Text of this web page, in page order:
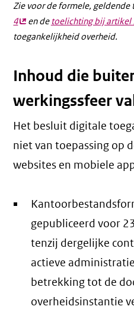
Zie voor de formele, geldende
4(externe
link)
en de toelichting bij artikel
toegankelijkheid overheid.
Inhoud die
werkingssfeer
Het besluit digitale
niet van toepassing op
websites en mobiele
gepubliceerd voor
tenzij dergelijke
actieve
betrekking tot de
overheidsinstantie